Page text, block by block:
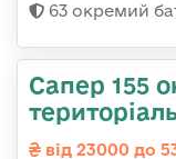
63 окремий
Сапер 155
від 23000 до